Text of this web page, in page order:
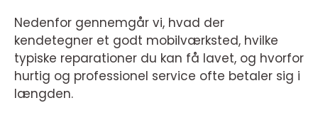
Nedenfor gennemgår vi, hvad der
kendetegner et godt mobilværksted, hvilke
typiske reparationer du kan få lavet, og hvorfor
hurtig og professionel service ofte betaler sig i
længden.